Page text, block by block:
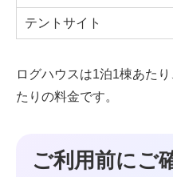
テントサイト
ログハウスは1泊1棟あた
たりの料金です。
ご利用前にご